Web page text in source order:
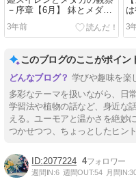
－序章【6月】 鉢とメダカ
で悪戦苦闘
3年前 3
このブログのここがポイン
学びや趣味を楽
多彩なテーマを扱いながら、日
学習法や植物の話など、身近な
える。ユーモアと温かさを絶妙
つかせつつ、ちょっとしたヒン
2077224 4
週間IN:6 週間OUT:54 月間IN: